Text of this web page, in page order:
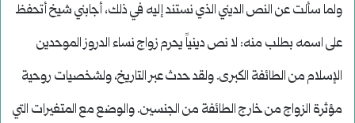
ولما سألت عن النص الديني الذي نستند إليه في ذلك، أجابني شيخ أتحفظ
على اسمه بطلب منه: لا نص دينياً يحرم زواج نساء الدروز الموحدين
الإسلام من الطائفة الكبرى. ولقد حدث عبر التاريخ، ولشخصيات روحية
مؤثرة الزواج من خارج الطائفة من الجنسين. والوضع مع المتغيرات التي